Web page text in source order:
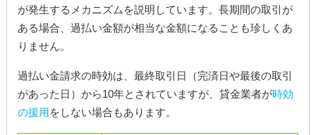
が発生するメカニズムを説明しています。長期間の取引が
ある場合、過払い金額が相当な金額になることも珍しくあ
りません。
過払い金請求の時効は、最終取引日（完済日や最後の取引
があった日）から10年とされていますが、貸金業者が時効
の援用をしない場合もあります。